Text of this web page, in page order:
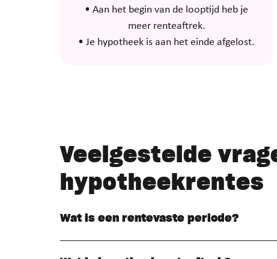
• Aan het begin van de looptijd heb je
meer renteaftrek.
• Je hypotheek is aan het einde afgelost.
Veelgestelde
hypotheekrentes
Wat is een rentevaste periode?